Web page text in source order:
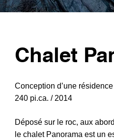
Chalet
Conception d’une
240 pi.ca. / 2014
Déposé sur le roc, aux
le chalet Panorama est un